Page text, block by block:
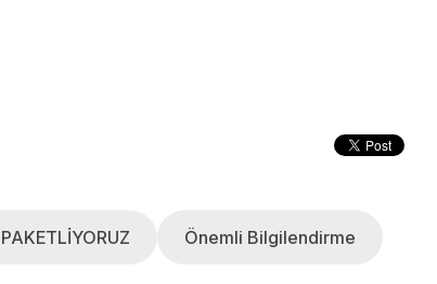
Önemli Bilgilendirme